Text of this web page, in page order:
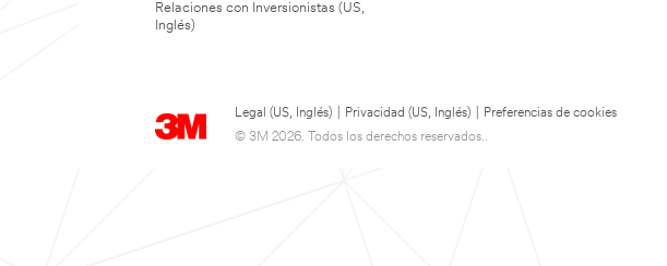
Relaciones con Inversionistas (US,
Inglés)
Legal (US, Inglés) Privacidad (US, Inglés)
Preferencias de cookies
© 3M 2026. Todos los derechos reservados..